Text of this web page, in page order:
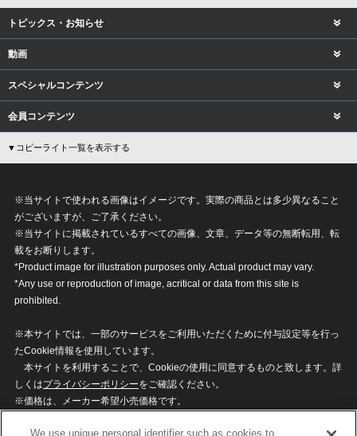
トピックス・お知らせ
動画
スペシャルコンテンツ
会員コンテンツ
▼コピーライト一覧を表示する
※当サイトで使われる画像はイメージです。実際の商品とは多少異なること
がございますが、ご了承ください。
※当サイトに掲載されているすべての画像、文章、データ等の無断転用、転
載をお断りします。
*Product image for illustration purposes only. Actual product may vary.
*Any use or reproduction of image, acritical or data from this site is
prohibited.
※本サイトでは、一部のサービスをご利用いただくために付与設定等を行っ
たCookie情報を使用しています。
本サイトを利用することで、Cookieの使用に同意するものと致します。詳
しくはプライバシーポリシーをご確認ください。
※価格は、メーカー希望小売価格です。
We use unique personal identifier such as cookies to